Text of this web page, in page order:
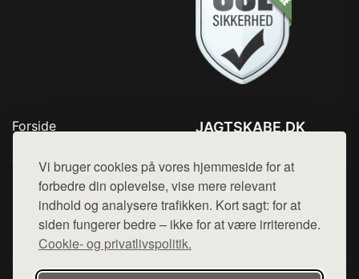
Vi bruger cookies på vores hjemmeside for at
forbedre din oplevelse, vise mere relevant
indhold og analysere trafikken. Kort sagt: for at
siden fungerer bedre – ikke for at være irriterende.
Cookie- og privatlivspolitik.
Forside
Top Rabatter
Blog
Kontakt
JAGTSKABE.DK
Mail: hej@want.dk
Cookie- og privatlivspolitik